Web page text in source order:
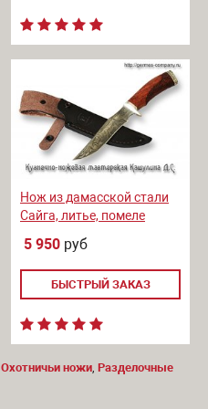
Нож из дамасской стали
Сайга, литье, помеле
5 950 руб
БЫСТРЫЙ ЗАКАЗ
Охотничьи ножи Разделочные